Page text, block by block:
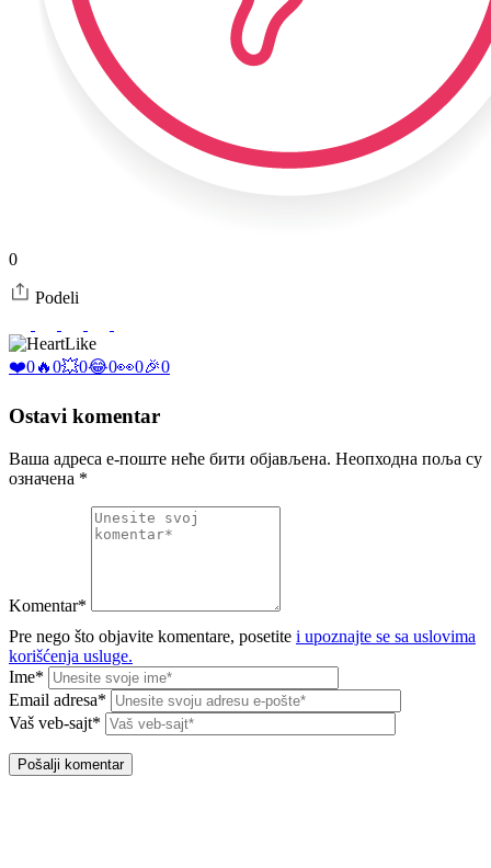
0
Podeli
Like
❤️0🔥0💥0😂0👀0🎉0
Ostavi komentar
Ваша адреса е-поште неће бити објављена. Неопходна поља су
означена *
Komentar*
Pre nego što objavite komentare, posetite i upoznajte se sa uslovima
korišćenja usluge.
Ime*
Email adresa*
Vaš veb-sajt*